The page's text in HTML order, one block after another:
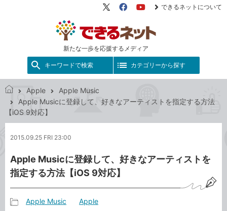
新たな一歩を応援するメディア
X（旧
FacebookYouTube
できるネットについて
キーワードで検索 カテゴリーから探す
で
き
ッ
Apple
Apple Music
Apple Musicに登録して、好きなアーティストを指定する方法
【iOS 9対応】
2015.09.25 FRI 23:00
Apple Musicに登録して、好きなアーティストを
指定する方法【iOS 9対応】
Apple Music Apple